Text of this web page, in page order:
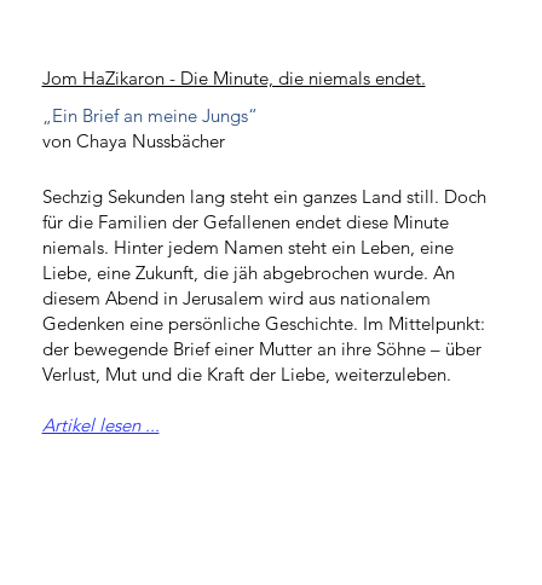
Jom HaZikaron - Die Minute, die niemals endet.
„Ein Brief an meine Jungs“
von Chaya Nussbächer
Sechzig Sekunden lang steht ein ganzes Land still. Doch
für die Familien der Gefallenen endet diese Minute
niemals. Hinter jedem Namen steht ein Leben, eine
Liebe, eine Zukunft, die jäh abgebrochen wurde. An
diesem Abend in Jerusalem wird aus nationalem
Gedenken eine persönliche Geschichte. Im Mittelpunkt:
der bewegende Brief einer Mutter an ihre Söhne – über
Verlust, Mut und die Kraft der Liebe, weiterzuleben.
Artikel lesen ...